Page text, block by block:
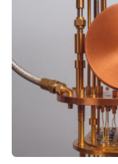
Messungen
vermutet, weltweit war
Atomkern-Zuständen
einem Team der TU
internationaler Partner
Der lange diskutierte
gefunden. Kurz darauf
Thorium tatsächlich